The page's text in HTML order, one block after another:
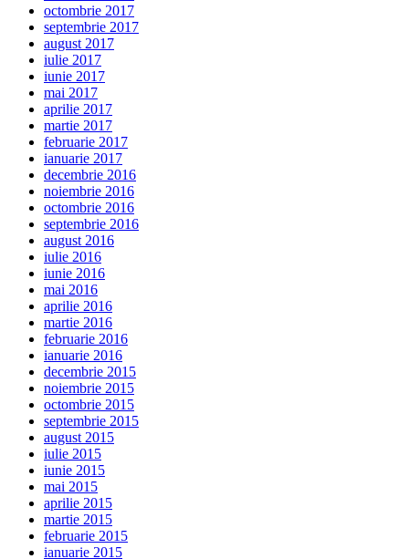
octombrie 2017
septembrie 2017
august 2017
iulie 2017
iunie 2017
mai 2017
aprilie 2017
martie 2017
februarie 2017
ianuarie 2017
decembrie 2016
noiembrie 2016
octombrie 2016
septembrie 2016
august 2016
iulie 2016
iunie 2016
mai 2016
aprilie 2016
martie 2016
februarie 2016
ianuarie 2016
decembrie 2015
noiembrie 2015
octombrie 2015
septembrie 2015
august 2015
iulie 2015
iunie 2015
mai 2015
aprilie 2015
martie 2015
februarie 2015
ianuarie 2015